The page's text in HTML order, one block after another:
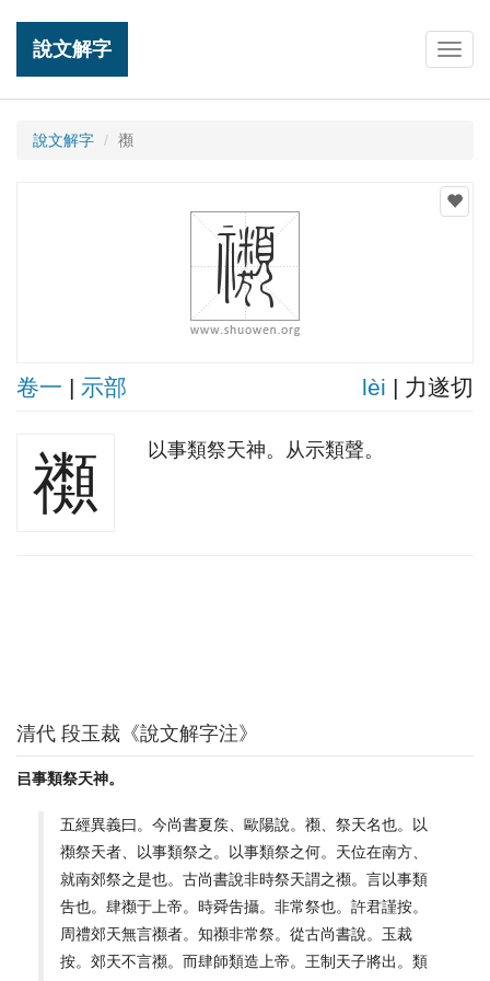
說文解字
說文解字 禷
卷一 | 示部 lèi | 力遂切
禷 以事類祭天神。从示類聲。
清代 段玉裁《說文解字注》
㠯事類祭天神。
五經異義曰。今尚書夏矦、歐陽說。禷、祭天名也。以
禷祭天者、以事類祭之。以事類祭之何。天位在南方、
就南郊祭之是也。古尚書說非時祭天謂之禷。言以事類
吿也。肆禷于上帝。時舜吿攝。非常祭也。許君謹按。
周禮郊天無言禷者。知禷非常祭。從古尚書說。玉裁
按。郊天不言禷。而肆師類造上帝。王制天子將出。類